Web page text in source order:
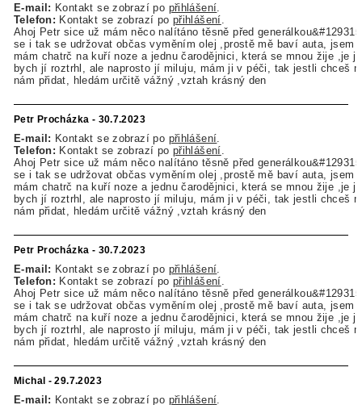
E-mail: Kontakt se zobrazí po přihlášení
Telefon: Kontakt se zobrazí po přihlášení
Ahoj Petr sice už mám něco nalítáno těsně před
se i tak se udržovat občas vyměním olej ,prostě mě baví auta, jsem
mám chatrč na kuří noze a jednu čarodějnici, která se mnou žije ,je
bych jí roztrhl, ale naprosto jí miluju, mám ji v péči, tak jestli chceš
nám přidat, hledám určitě vážný ,vztah krásný den
Petr Procházka - 30.7.2023
E-mail: Kontakt se zobrazí po přihlášení
Telefon: Kontakt se zobrazí po přihlášení
Ahoj Petr sice už mám něco nalítáno těsně před
se i tak se udržovat občas vyměním olej ,prostě mě baví auta, jsem
mám chatrč na kuří noze a jednu čarodějnici, která se mnou žije ,je
bych jí roztrhl, ale naprosto jí miluju, mám ji v péči, tak jestli chceš
nám přidat, hledám určitě vážný ,vztah krásný den
Petr Procházka - 30.7.2023
E-mail: Kontakt se zobrazí po přihlášení
Telefon: Kontakt se zobrazí po přihlášení
Ahoj Petr sice už mám něco nalítáno těsně před
se i tak se udržovat občas vyměním olej ,prostě mě baví auta, jsem
mám chatrč na kuří noze a jednu čarodějnici, která se mnou žije ,je
bych jí roztrhl, ale naprosto jí miluju, mám ji v péči, tak jestli chceš
nám přidat, hledám určitě vážný ,vztah krásný den
Michal - 29.7.2023
E-mail: Kontakt se zobrazí po přihlášení